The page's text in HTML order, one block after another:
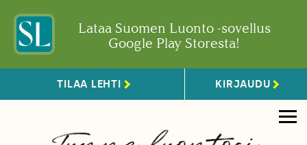
Lataa Suomen Luonto -sovellus
Google Play Storesta!
TILAA LEHTI KIRJAUDU